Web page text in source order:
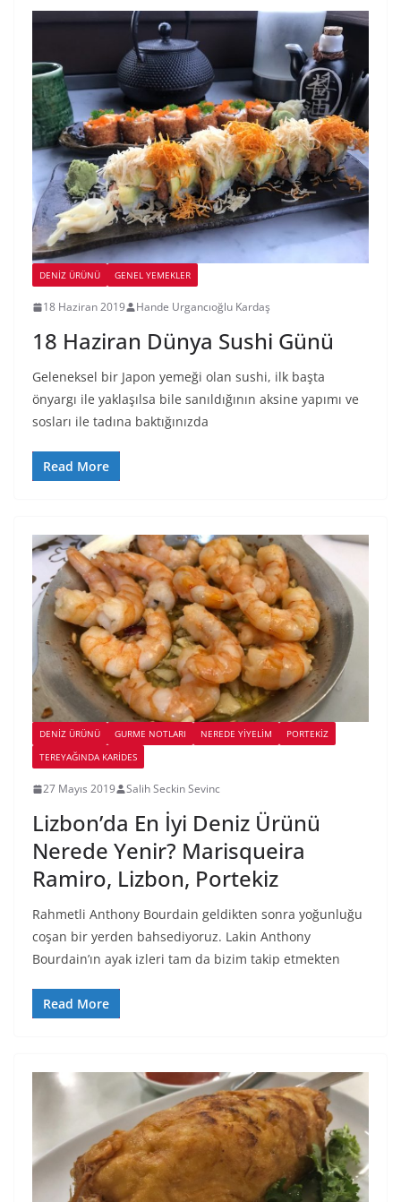
DENIZ ÜRÜNÜ GENEL YEMEKLER
18 Haziran 2019 Hande Urgancıoğlu Kardaş
18 Haziran Dünya Sushi Günü
Geleneksel bir Japon yemeği olan sushi, ilk başta
önyargı ile yaklaşılsa bile sanıldığının aksine yapımı ve
sosları ile tadına baktığınızda
Read More
DENIZ ÜRÜNÜ GURME NOTLARI NEREDE YİYELİM
PORTEKIZ
TEREYAĞINDA KARIDES
27 Mayıs 2019 Salih Seckin Sevinc
Lizbon’da En İyi Deniz Ürünü
Nerede Yenir? Marisqueira
Ramiro, Lizbon, Portekiz
Rahmetli Anthony Bourdain geldikten sonra yoğunluğu
coşan bir yerden bahsediyoruz. Lakin Anthony
Bourdain’ın ayak izleri tam da bizim takip etmekten
Read More